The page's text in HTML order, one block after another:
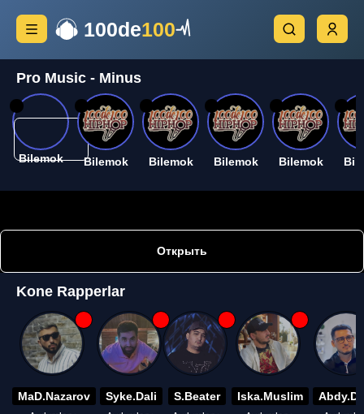
100de100
Pro Music - Minus
Bilemok Bilemok Bilemok Bilemok Bilemok
Открыть
Kone Rapperlar
MaD.Nazarov Syke.Dali S.Beater Iska.Muslim